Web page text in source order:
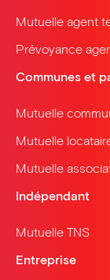
Mutuelle agent
Prévoyance
Communes et
Mutuelle
Mutuelle
Mutuelle
Indépendant
Mutuelle TNS
Entreprise